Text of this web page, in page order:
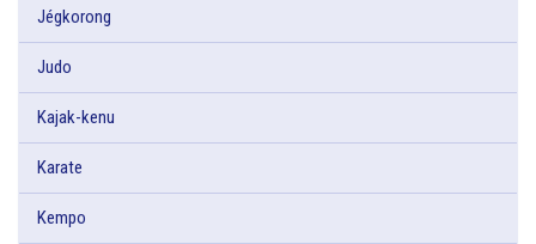
Jégkorong
Judo
Kajak-kenu
Karate
Kempo